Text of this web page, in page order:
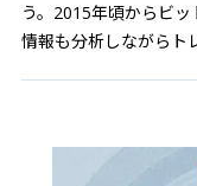
う。2015年頃からビ
情報も分析しながらト